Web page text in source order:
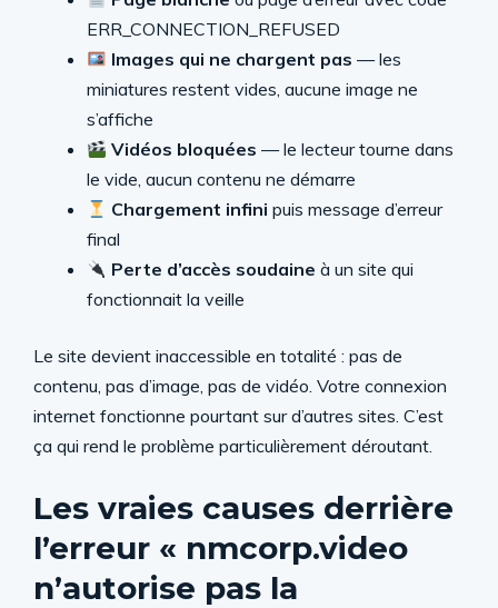
ERR_CONNECTION_REFUSED
Images qui ne chargent pas — les
miniatures restent vides, aucune image ne
s’affiche
Vidéos bloquées — le lecteur tourne dans
le vide, aucun contenu ne démarre
Chargement infini puis message d’erreur
final
Perte d’accès soudaine à un site qui
fonctionnait la veille
Le site devient inaccessible en totalité : pas de
contenu, pas d’image, pas de vidéo. Votre connexion
internet fonctionne pourtant sur d’autres sites. C’est
ça qui rend le problème particulièrement déroutant.
Les vraies causes derrière
l’erreur « nmcorp.video
n’autorise pas la